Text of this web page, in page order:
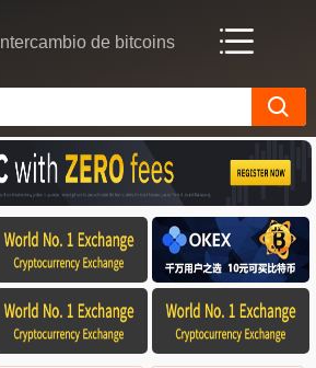
Intercambio de bitcoins